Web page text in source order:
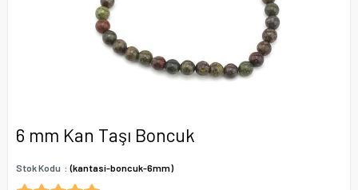
6 mm Kan Taşı Boncuk
Stok Kodu (kantasi-boncuk-6mm)